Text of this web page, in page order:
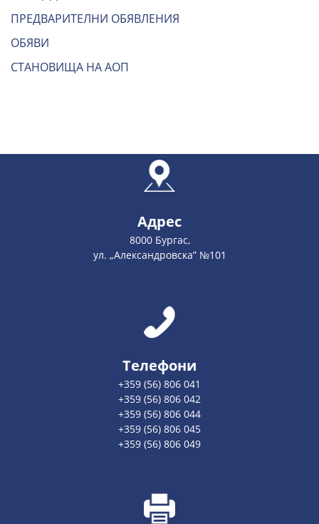
ПРЕДВАРИТЕЛНИ ОБЯВЛЕНИЯ
ОБЯВИ
СТАНОВИЩА НА АОП
Адрес
8000 Бургас,
ул. „Александровска” №101
Телефони
+359 (56) 806 041
+359 (56) 806 042
+359 (56) 806 044
+359 (56) 806 045
+359 (56) 806 049